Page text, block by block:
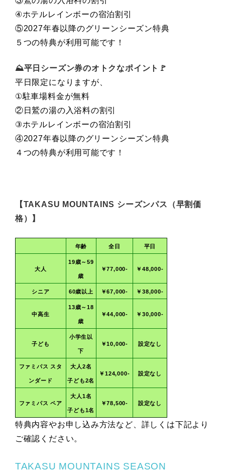
④ホテルレインボーの宿泊割引
⑤2027年春以降のグリーンシーズン特典
５つの特典が利用可能です！
⛰平日シーズン券のオトクなポイント🚩
平日限定になりますが、
①駐車場料金が無料
②日鷲の湯の入浴料の割引
③ホテルレインボーの宿泊割引
④2027年春以降のグリーンシーズン特典
４つの特典が利用可能です！
【TAKASU MOUNTAINS シーズンパス（早割価
格）】
年齢 全日 平日
大人
19歳～59
歳
￥77,000- ￥48,000-
シニア 60歳以上 ￥67,000- ￥38,000-
中高生
13歳～18
歳
￥44,000- ￥30,000-
子ども
小学生以
下
￥10,000- 設定なし
ファミパス スタ
ンダード
大人2名
子ども2名
￥124,000- 設定なし
ファミパス ペア
大人1名
子ども1名
￥78,500- 設定なし
特典内容やお申し込み方法など、詳しくは下記より
ご確認ください。
TAKASU MOUNTAINS SEASON